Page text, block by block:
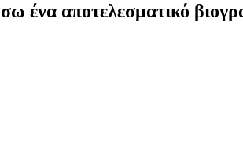
ένα αποτελεσματικό